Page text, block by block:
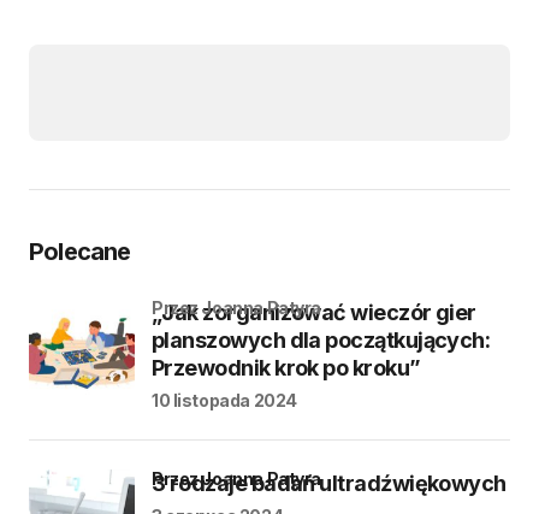
Polecane
„Jak zorganizować wieczór gier
planszowych dla początkujących:
Przewodnik krok po kroku”
przez Joanna Patyra
10 listopada 2024
3 rodzaje badań ultradźwiękowych
przez Joanna Patyra